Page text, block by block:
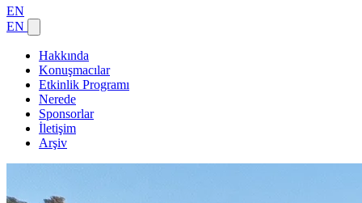
EN
EN
Hakkında
Konuşmacılar
Etkinlik Programı
Nerede
Sponsorlar
İletişim
Arşiv